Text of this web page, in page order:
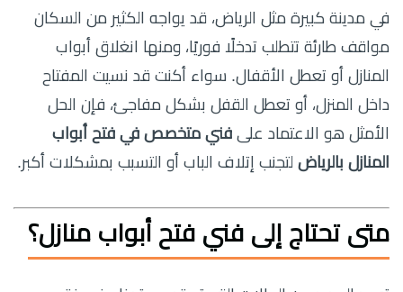
في مدينة كبيرة مثل الرياض، قد يواجه الكثير من السكان
مواقف طارئة تتطلب تدخلًا فوريًا، ومنها انغلاق أبواب
المنازل أو تعطل الأقفال. سواء أكنت قد نسيت المفتاح
داخل المنزل، أو تعطل القفل بشكل مفاجئ، فإن الحل
الأمثل هو الاعتماد على فني متخصص في فتح أبواب
المنازل بالرياض لتجنب إتلاف الباب أو التسبب بمشكلات أكبر.
متى تحتاج إلى فني فتح أبواب منازل؟